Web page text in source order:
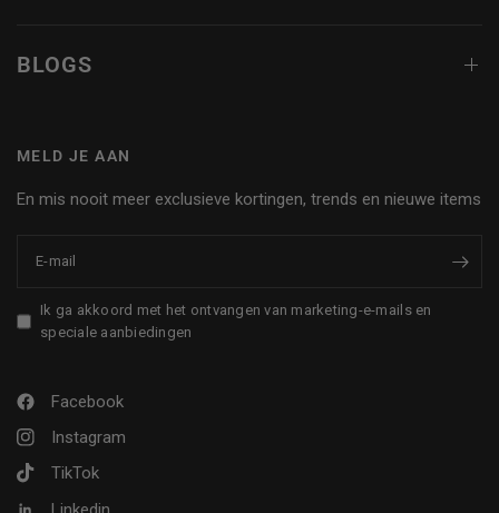
BLOGS
MELD JE AAN
En mis nooit meer exclusieve kortingen, trends en nieuwe items
E‑mail
Ik ga akkoord met het ontvangen van marketing-e-mails en
speciale aanbiedingen
Facebook
Instagram
TikTok